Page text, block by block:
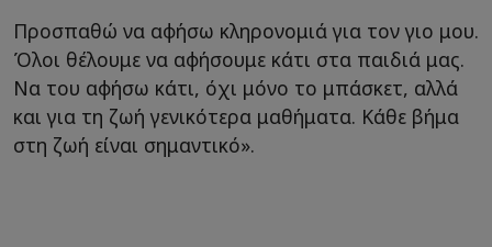
Προσπαθώ να αφήσω κληρονομιά για τον γιο μου.
Όλοι θέλουμε να αφήσουμε κάτι στα παιδιά μας.
Να του αφήσω κάτι, όχι μόνο το μπάσκετ, αλλά
και για τη ζωή γενικότερα μαθήματα. Κάθε βήμα
στη ζωή είναι σημαντικό».